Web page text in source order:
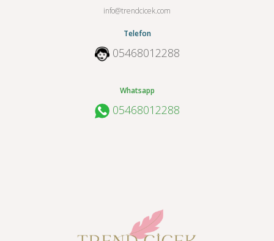
info@trendcicek.com
Telefon
05468012288
Whatsapp
05468012288